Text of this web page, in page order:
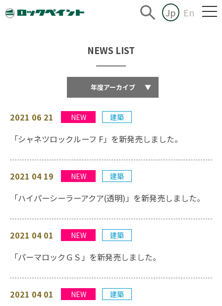
Jp En
NEWS LIST
年度アーカイブ ▼
2021 06 21 NEW 建築
「シャネツロックルーフ F」を新発売しました。
2021 04 19 NEW 建築
「ハイパーシーラーアクア(透明)」を新発売しました。
2021 04 01 NEW 建築
「パーマロックＧＳ」を新発売しました。
2021 04 01 NEW 建築